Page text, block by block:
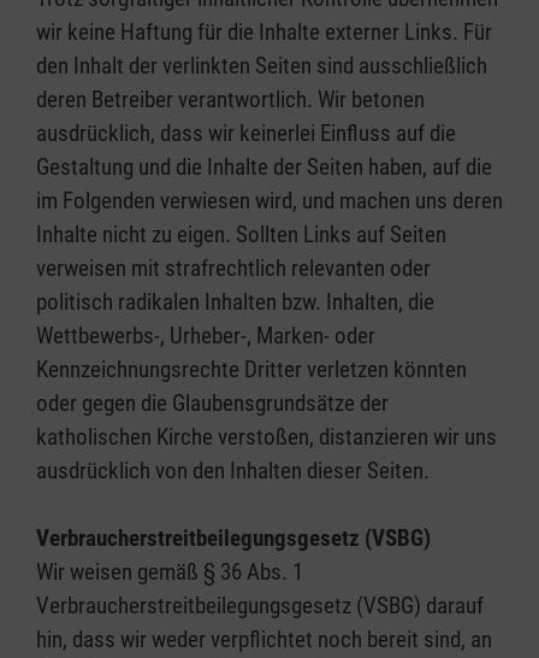
wir keine Haftung für die Inhalte externer Links. Für
den Inhalt der verlinkten Seiten sind ausschließlich
deren Betreiber verantwortlich. Wir betonen
ausdrücklich, dass wir keinerlei Einfluss auf die
Gestaltung und die Inhalte der Seiten haben, auf die
im Folgenden verwiesen wird, und machen uns deren
Inhalte nicht zu eigen. Sollten Links auf Seiten
verweisen mit strafrechtlich relevanten oder
politisch radikalen Inhalten bzw. Inhalten, die
Wettbewerbs-, Urheber-, Marken- oder
Kennzeichnungsrechte Dritter verletzen könnten
oder gegen die Glaubensgrundsätze der
katholischen Kirche verstoßen, distanzieren wir uns
ausdrücklich von den Inhalten dieser Seiten.
Verbraucherstreitbeilegungsgesetz (VSBG)
Wir weisen gemäß § 36 Abs. 1
Verbraucherstreitbeilegungsgesetz (VSBG) darauf
hin, dass wir weder verpflichtet noch bereit sind, an